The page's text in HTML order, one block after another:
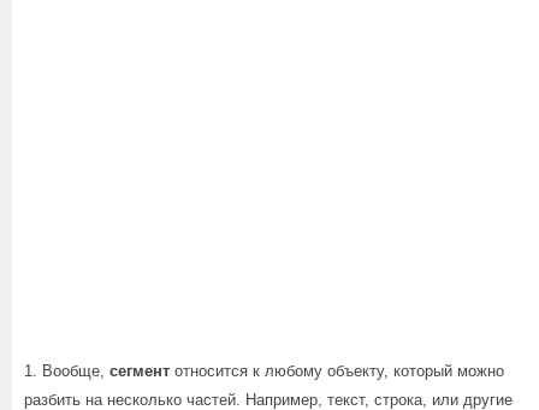
1. Вообще, сегмент относится к любому объекту, который можно
разбить на несколько частей. Например, текст, строка, или другие